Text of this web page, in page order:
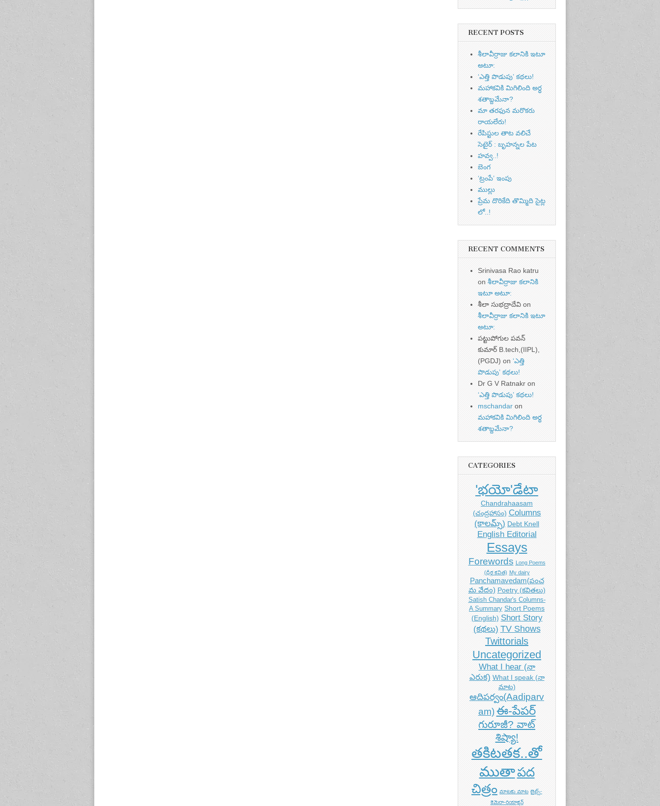
RECENT POSTS
శీలావీర్రాజు కలానికి ఇటూ
అటూ:
‘ఎత్తి పొడుపు’ కథలు!
మహాకవికి మిగిలింది అర్ధ
శతాబ్దమేనా?
మా తరఫున మరొకరు
రాయలేరు!
రేపిస్టుల తాట వలిచే
సెటైర్ : బృహన్నల పేట
హవ్వ..!
బెంగ
‘ట్రంపే’ ఇంపు
ముల్లు
ప్రేమ దొరికేది తొమ్మిది సైట్ల
లో..!
RECENT COMMENTS
Srinivasa Rao katru
on శీలావీర్రాజు కలానికి
ఇటూ అటూ:
శీలా సుభద్రాదేవి on
శీలావీర్రాజు కలానికి ఇటూ
అటూ:
పట్టుపోగుల పవన్
కుమార్ B.tech,(IIPL),
(PGDJ) on ‘ఎత్తి
పొడుపు’ కథలు!
Dr G V Ratnakr on
‘ఎత్తి పొడుపు’ కథలు!
mschandar on
మహాకవికి మిగిలింది అర్ధ
శతాబ్దమేనా?
CATEGORIES
'భయో'డేటా
Chandrahaasam
(చంద్రహాసం) Columns
(కాలమ్స్) Debt Knell
English Editorial
Essays
Forewords Long Poems
(ధీర్గ కవిత) My dairy
Panchamavedam(పంచ
మ వేదం) Poetry (కవితలు)
Satish Chandar's Columns-
A Summary Short Poems
(English) Short Story
(కథలు) TV Shows
Twittorials
Uncategorized
What I hear (నా
ఎరుక) What I speak (నా
మాట)
ఆదిపర్వం(Aadiparv
am) ఈ-పేపర్
గురూజీ? వాట్
శిష్యా!
తకిటతక..తో
ముతాపద
చిత్రం మాటకు మాట లైట్స్-
కెమెరా-రియాక్షన్